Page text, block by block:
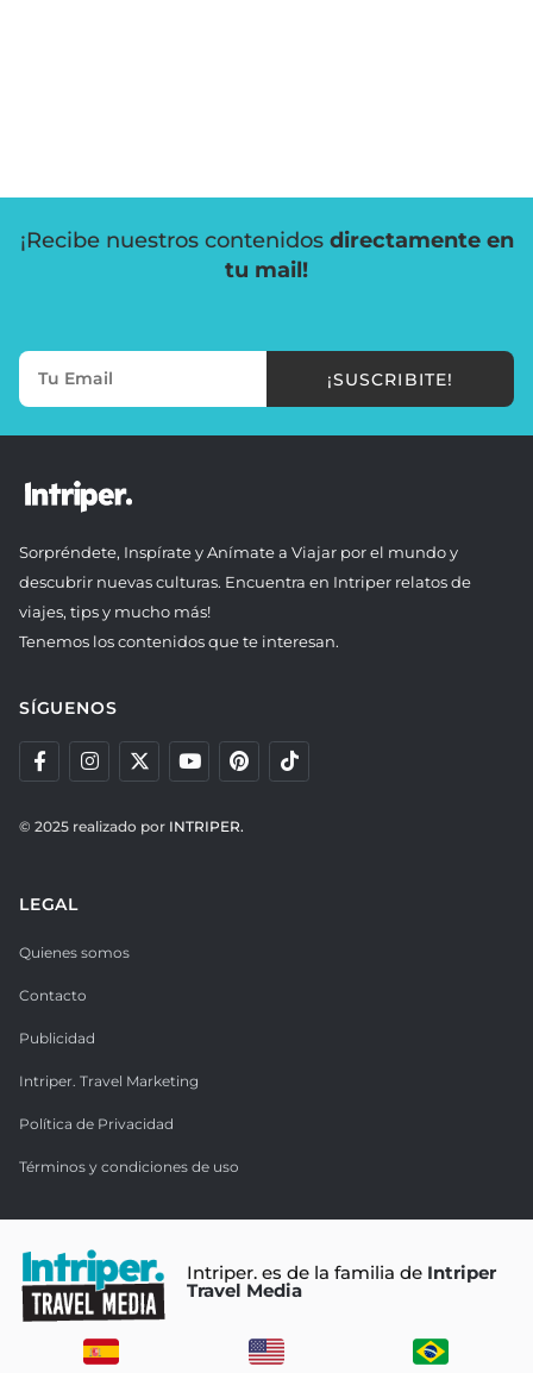
¡Recibe nuestros contenidos directamente en
tu mail!
¡SUSCRIBITE!
Sorpréndete, Inspírate y Anímate a Viajar por el mundo y
descubrir nuevas culturas. Encuentra en Intriper relatos de
viajes, tips y mucho más!
Tenemos los contenidos que te interesan.
SÍGUENOS
© 2025 realizado por INTRIPER.
LEGAL
Quienes somos
Contacto
Publicidad
Intriper. Travel Marketing
Política de Privacidad
Términos y condiciones de uso
Intriper. es de la familia de Intriper
Travel Media